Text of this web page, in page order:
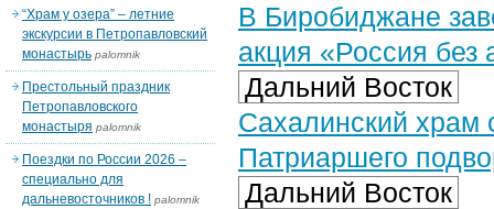
В Биробиджане
акция «Россия без
Дальний Восток
Сахалинский храм
Патриаршего
Дальний Восток
“Храм у озера” – летние
экскурсии в Петропавловский
монастырь palomnik
Престольный праздник
Петропавловского
монастыря palomnik
Поездки по России 2026 –
специально для
дальневосточников ! palomnik